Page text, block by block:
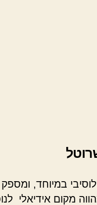
במיוחד,
מקום אידיאלי